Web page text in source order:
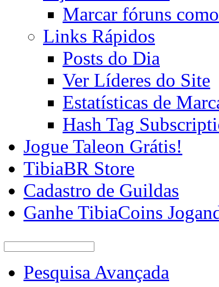
Marcar fóruns
Links Rápidos
Posts do Dia
Ver Líderes do Site
Estatísticas de
Hash Tag
Jogue Taleon Grátis!
TibiaBR Store
Cadastro de Guildas
Ganhe TibiaCoins
Pesquisa Avançada